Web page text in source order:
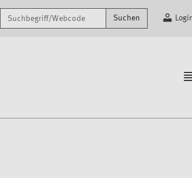
Suchbegriff/Webcode Suchen